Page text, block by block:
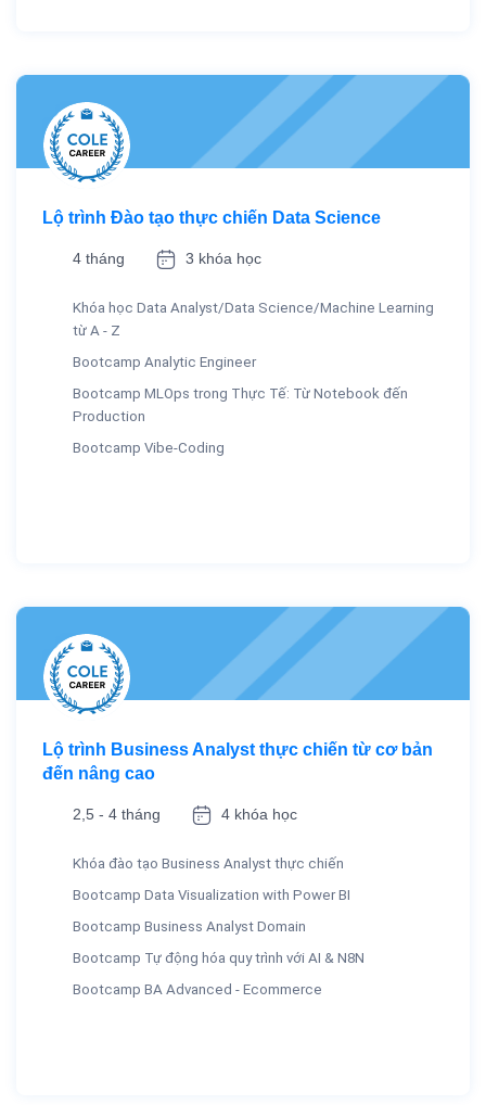
Lộ trình Đào tạo thực chiến Data Science
4 tháng 3 khóa học
Khóa học Data Analyst/Data Science/Machine Learning
từ A - Z
Bootcamp Analytic Engineer
Bootcamp MLOps trong Thực Tế: Từ Notebook đến
Production
Bootcamp Vibe-Coding
Lộ trình Business Analyst thực chiến từ cơ bản
đến nâng cao
2,5 - 4 tháng 4 khóa học
Khóa đào tạo Business Analyst thực chiến
Bootcamp Data Visualization with Power BI
Bootcamp Business Analyst Domain
Bootcamp Tự động hóa quy trình với AI & N8N
Bootcamp BA Advanced - Ecommerce